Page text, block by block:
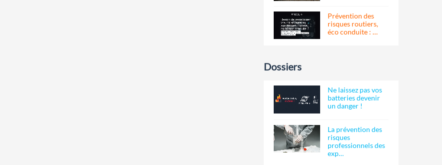
Prévention des
risques routiers,
éco conduite : …
Dossiers
Ne laissez pas vos
batteries devenir
un danger !
La prévention des
risques
professionnels des
exp…